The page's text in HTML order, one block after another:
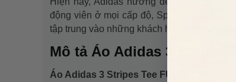
động viên ở mọi cấp độ, Sport Heritage
tập trung vào những khách hàng trẻ thích
Mô tả Áo Adidas 3 Stripes
Áo Adidas 3 Stripes Tee FU3560